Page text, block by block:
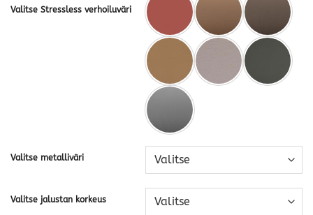
Valitse Stressless verhoiluväri
Valitse metalliväri
Valitse jalustan korkeus